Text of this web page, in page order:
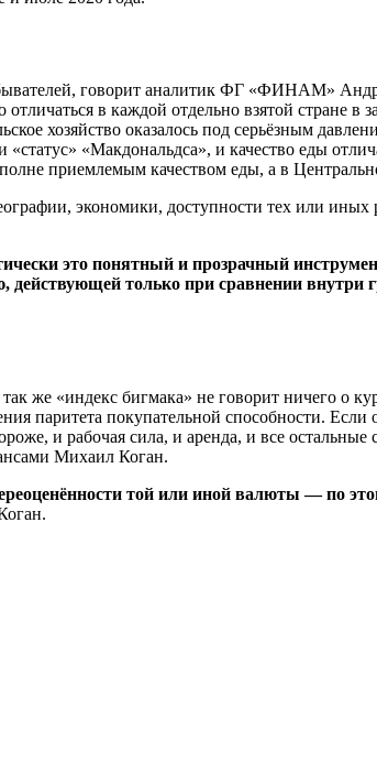
говорит аналитик ФГ «ФИНАМ»
в каждой отдельно взятой стране в
хозяйство оказалось под серьёзным
«Макдональдса», и качество еды
приемлемым качеством еды, а в
экономики, доступности тех или иных
это понятный и прозрачный
только при сравнении внутри
же «индекс бигмака» не говорит ничего о
паритета покупательной способности. Если
и рабочая сила, и аренда, и все
Михаил Коган.
той или иной валюты — по